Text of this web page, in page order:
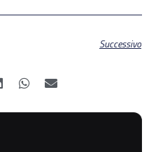
Successivo